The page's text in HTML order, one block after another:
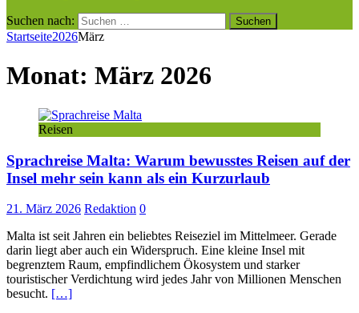
Suchen nach:
Startseite2026März
Monat: März 2026
Reisen
Sprachreise Malta: Warum bewusstes Reisen auf der
Insel mehr sein kann als ein Kurzurlaub
21. März 2026 Redaktion 0
Malta ist seit Jahren ein beliebtes Reiseziel im Mittelmeer. Gerade
darin liegt aber auch ein Widerspruch. Eine kleine Insel mit
begrenztem Raum, empfindlichem Ökosystem und starker
touristischer Verdichtung wird jedes Jahr von Millionen Menschen
besucht. […]